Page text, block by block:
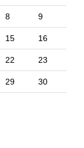
8 9
15 16
22 23
29 30